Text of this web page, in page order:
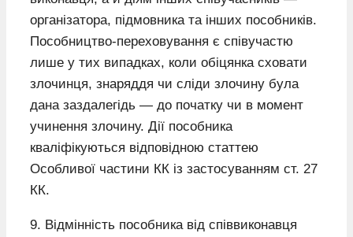
організатора, підмовника та інших пособників.
Пособництво-переховування є співучастю
лише у тих випадках, коли обіцянка сховати
злочинця, знаряддя чи сліди злочину була
дана заздалегідь — до початку чи в момент
учинення злочину. Дії пособника
кваліфікуються відповідною статтею
Особливої частини КК із застосуванням ст. 27
КК.
9. Відмінність пособника від співвиконавця